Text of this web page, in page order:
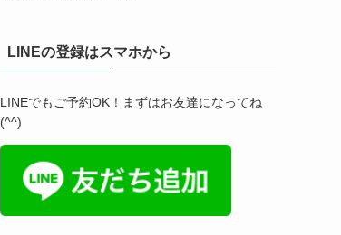
LINEの登録はスマホから
LINEでもご予約OK！まずはお友達になってね
(^^)